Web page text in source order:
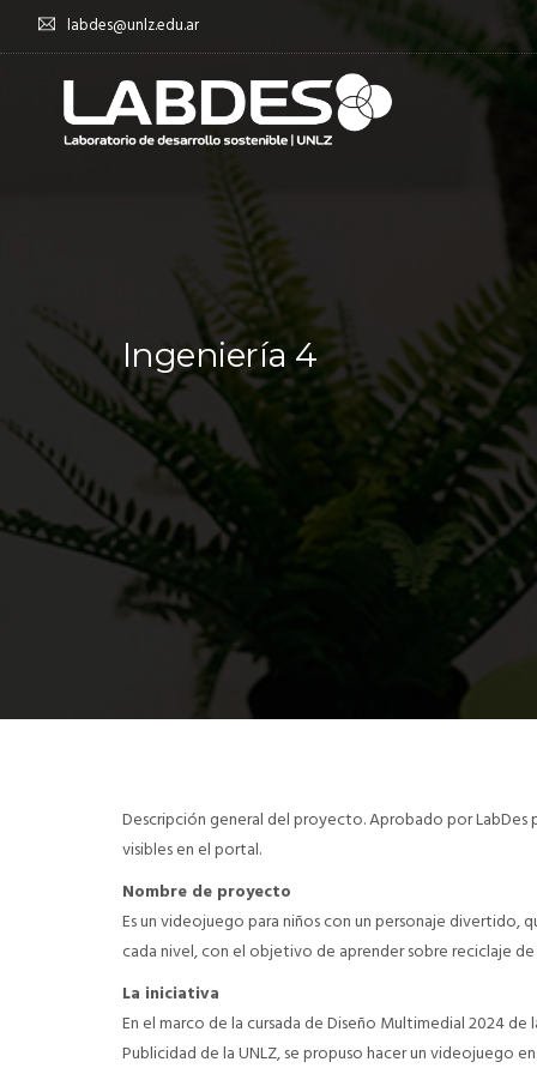
labdes@unlz.edu.ar
Ingeniería 4
Descripción general del proyecto. Aprobado por
visibles en el portal.
Nombre de proyecto
Es un videojuego para niños con un personaje divertido,
cada nivel, con el objetivo de aprender sobre reciclaje
La iniciativa
En el marco de la cursada de Diseño Multimedial 2024 de
Publicidad de la UNLZ, se propuso hacer un videojuego